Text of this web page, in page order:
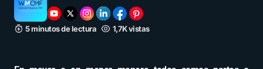
5 minutos de lectura 1,7K vistas